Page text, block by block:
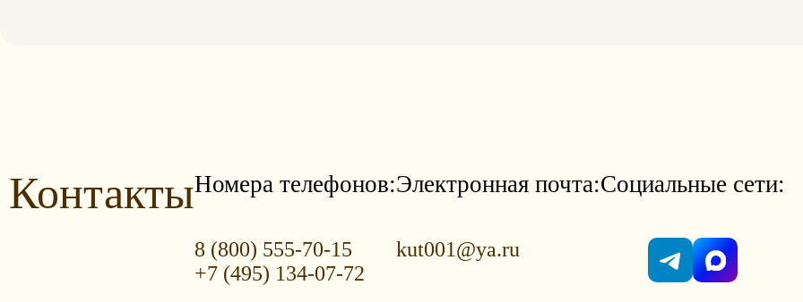
КонтактыНомера телефонов:
8 (800) 555-70-15
+7 (495) 134-07-72
Электронная почта:
kut001@ya.ru
Социальные сети: